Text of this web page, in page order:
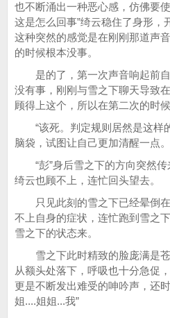
也不断涌出一种恶心感，仿佛要
这是怎么回事”绮云稳住了身形，
这种突然的感觉是在刚刚那道声
的时候根本没事。
是的了，第一次声音响起前自
没有事，刚刚与雪之下聊天导致
顾得上这个，所以在第二次的时
“该死。判定规则居然是这样
脑袋，试图让自己更加清醒一点。
“彭”身后雪之下的方向突然传
绮云也顾不上，连忙回头望去。
只见此刻的雪之下已经晕倒在
不上自身的症状，连忙跑到雪之
雪之下的状态来。
雪之下此时精致的脸庞满是苍
从额头处落下，呼吸也十分急促
更是不断发出难受的呻吟声，还
姐....姐姐...我”